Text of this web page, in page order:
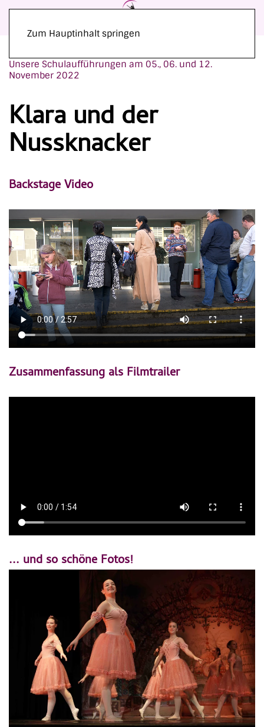
Zum Hauptinhalt springen
Unsere Schulaufführungen am 05., 06. und 12.
November 2022
Klara und der
Nussknacker
Backstage Video
Zusammenfassung als Filmtrailer
... und so schöne Fotos!